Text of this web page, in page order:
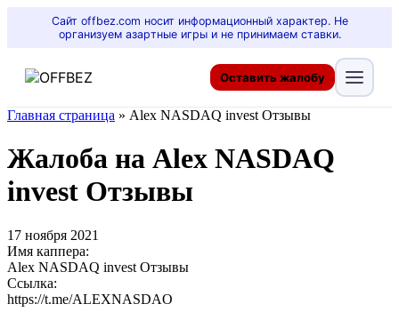
Сайт offbez.com носит информационный характер. Не
организуем азартные игры и не принимаем ставки.
Оставить жалобу
Главная страница » Alex NASDAQ invest Отзывы
Жалоба на Alex NASDAQ
invest Отзывы
17 ноября 2021
Имя каппера:
Alex NASDAQ invest Отзывы
Ссылка:
https://t.me/ALEXNASDAO